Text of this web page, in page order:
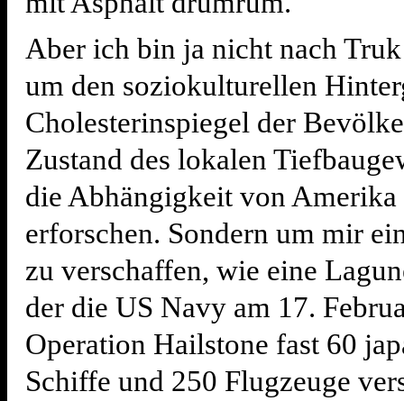
Aber ich bin ja nicht nach
um den soziokulturellen
Cholesterinspiegel der
Zustand des lokalen
die Abhängigkeit von Amerika
erforschen. Sondern um mir
zu verschaffen, wie eine
der die US Navy am 17.
Operation Hailstone fast 60
Schiffe und 250 Flugzeuge